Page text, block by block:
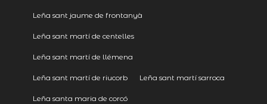
Leña sant jaume de frontanyà
Leña sant martí de centelles
Leña sant martí de llémena
Leña sant martí de riucorb Leña sant martí sarroca
Leña santa maria de corcó